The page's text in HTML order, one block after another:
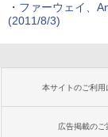
・ ファーウェイ、
(2011/8/3)
本サイトのご利用
広告掲載のご